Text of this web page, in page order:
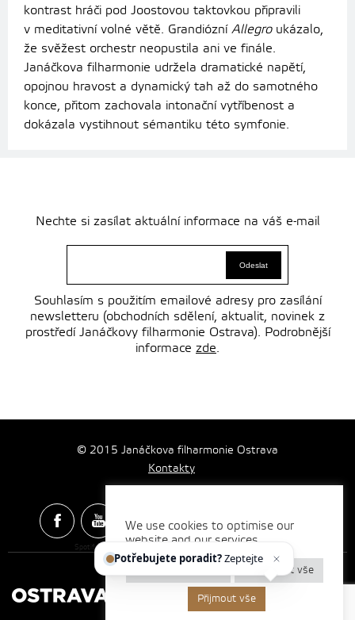
kontrast hráči pod Joostovou taktovkou připravili
v meditativní volné větě. Grandiózní Allegro ukázalo,
že svěžest orchestr neopustila ani ve finále.
Janáčkova filharmonie udržela dramatické napětí,
opojnou hravost a dynamický tah až do samotného
konce, přitom zachovala intonační vytříbenost a
dokázala vystihnout sémantiku této symfonie.
Nechte si zasílat aktuální informace na váš e-mail
Souhlasím s použitím emailové adresy pro zasílání
newsletteru (obchodních sdělení, aktualit, novinek z
prostředí Janáčkovy filharmonie Ostrava). Podrobnější
informace zde.
© 2015 Janáčkova filharmonie Ostrava
Kontakty
Spotify & Itunes Icons made by
Vytvořilo
We use cookies to optimise our
website and our services.
Odmítnout vše
Přijmout vše
Potřebujete poradit?Zeptejte se našeho